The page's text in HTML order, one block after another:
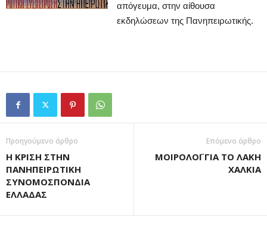
απόγευμα, στην αίθουσα
εκδηλώσεων της Πανηπειρωτικής.
Προηγούμενο άρθρο
Η ΚΡΙΣΗ ΣΤΗΝ
ΠΑΝΗΠΕΙΡΩΤΙΚΗ
ΣΥΝΟΜΟΣΠΟΝΔΙΑ
ΕΛΛΑΔΑΣ
Επόμενο άρθρο
ΜΟΙΡΟΛΟΪ ΓΙΑ ΤΟ ΛΑΚΗ
ΧΑΛΚΙΑ